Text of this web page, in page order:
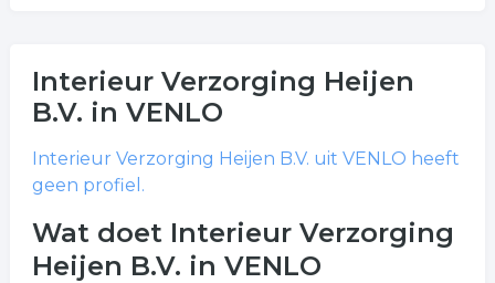
Interieur Verzorging Heijen
B.V. in VENLO
Interieur Verzorging Heijen B.V. uit VENLO heeft
geen profiel.
Wat doet Interieur Verzorging
Heijen B.V. in VENLO